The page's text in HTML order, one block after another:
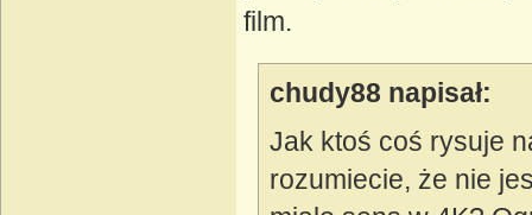
film.
chudy88 napisał:
Jak ktoś coś rysuje
rozumiecie, że nie